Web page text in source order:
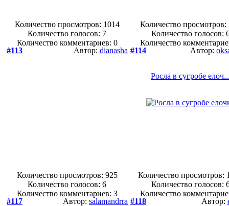
Количество просмотров: 1014
Количество голосов: 7
Количество комментариев: 0
Количество просмотров:
Количество голосов:
Количество
#113
Автор: dianasha
Количество просмотров: 925
Количество голосов:6
Количество комментариев: 3
#114 Автор:
Росла в сугробе
Количество просмотров:
Количество голосов:
Количество
#117
Автор: salamandrra #118 Автор: